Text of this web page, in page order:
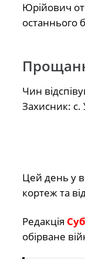
Юрійович
останнього
Чин
Захисник: с.
Цей день у
кортеж та
Редакція
обірване